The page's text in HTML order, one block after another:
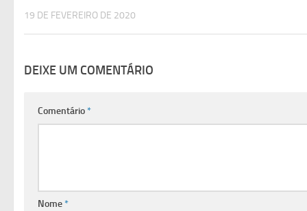
19 DE FEVEREIRO DE 2020
DEIXE UM COMENTÁRIO
Comentário*
Nome*